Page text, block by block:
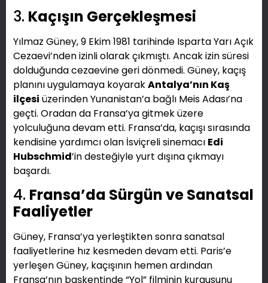
3. Kaçışın Gerçekleşmesi
Yılmaz Güney, 9 Ekim 1981 tarihinde Isparta Yarı Açık
Cezaevi’nden izinli olarak çıkmıştı. Ancak izin süresi
dolduğunda cezaevine geri dönmedi. Güney, kaçış
planını uygulamaya koyarakAntalya’nın Kaş
ilçesi üzerinden Yunanistan’a bağlı Meis Adası’na
geçti. Oradan da Fransa’ya gitmek üzere
yolculuğuna devam etti. Fransa’da, kaçışı sırasında
kendisine yardımcı olan İsviçreli sinemacı Edi
Hubschmid’in desteğiyle yurt dışına çıkmayı
başardı.
4. Fransa’da Sürgün ve Sanatsal
Faaliyetler
Güney, Fransa’ya yerleştikten sonra sanatsal
faaliyetlerine hız kesmeden devam etti. Paris’e
yerleşen Güney, kaçışının hemen ardından
Fransa’nın başkentinde “Yol” filminin kurgusunu